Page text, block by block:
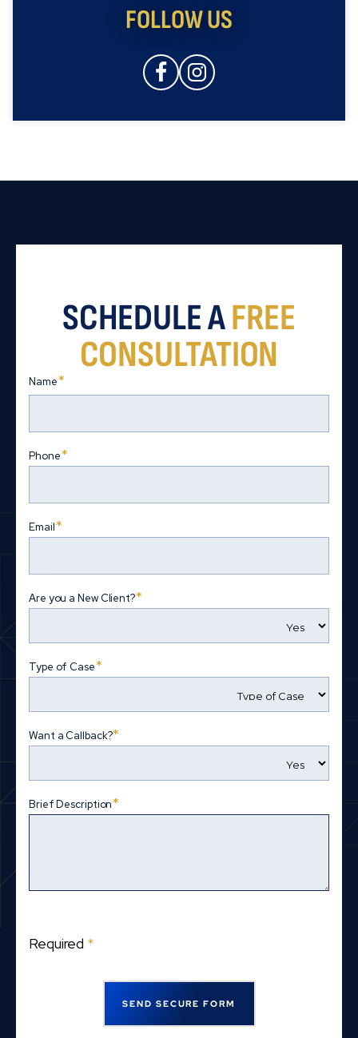
FOLLOW US
SCHEDULE AFREE
CONSULTATION
Name*
Phone*
Email*
Are you a New Client?*
Type of Case*
Want a Callback?*
Brief Description*
Required *